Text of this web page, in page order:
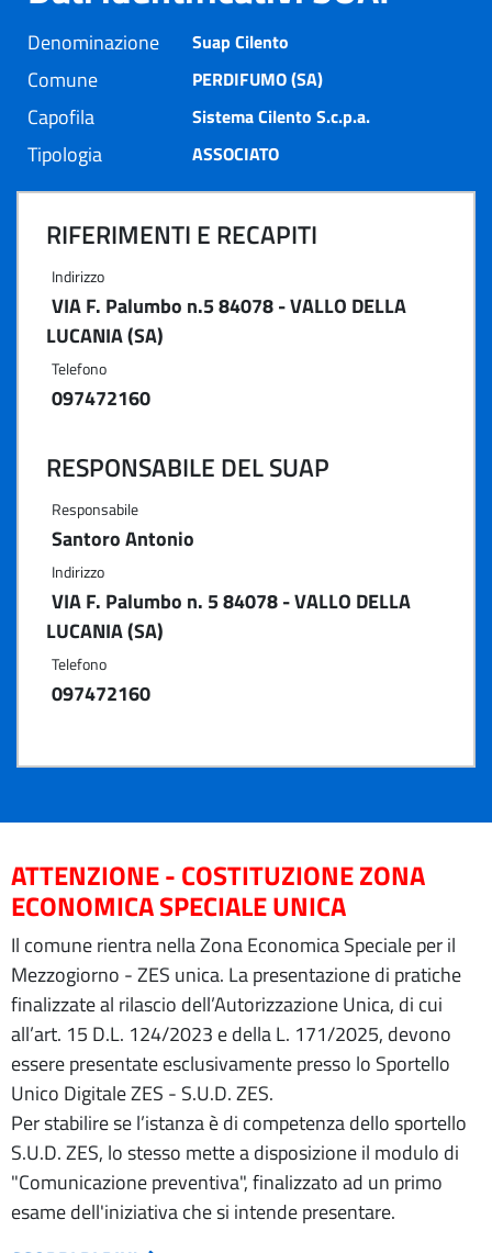
Denominazione Suap Cilento
Comune PERDIFUMO (SA)
Capofila Sistema Cilento S.c.p.a.
Tipologia ASSOCIATO
RIFERIMENTI E RECAPITI
Indirizzo
VIA F. Palumbo n.5 84078 - VALLO DELLA
LUCANIA (SA)
Telefono
097472160
RESPONSABILE DEL SUAP
Responsabile
Santoro Antonio
Indirizzo
VIA F. Palumbo n. 5 84078 - VALLO DELLA
LUCANIA (SA)
Telefono
097472160
ATTENZIONE - COSTITUZIONE ZONA
ECONOMICA SPECIALE UNICA
Il comune rientra nella Zona Economica Speciale per il
Mezzogiorno - ZES unica. La presentazione di pratiche
finalizzate al rilascio dell’Autorizzazione Unica, di cui
all’art. 15 D.L. 124/2023 e della L. 171/2025, devono
essere presentate esclusivamente presso lo Sportello
Unico Digitale ZES - S.U.D. ZES.
Per stabilire se l’istanza è di competenza dello sportello
S.U.D. ZES, lo stesso mette a disposizione il modulo di
"Comunicazione preventiva", finalizzato ad un primo
esame dell'iniziativa che si intende presentare.